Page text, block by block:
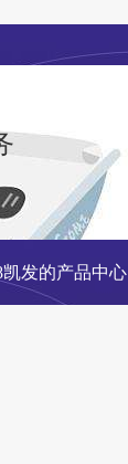
凯发的产品中心